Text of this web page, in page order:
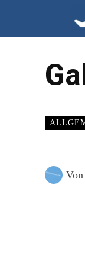
Von